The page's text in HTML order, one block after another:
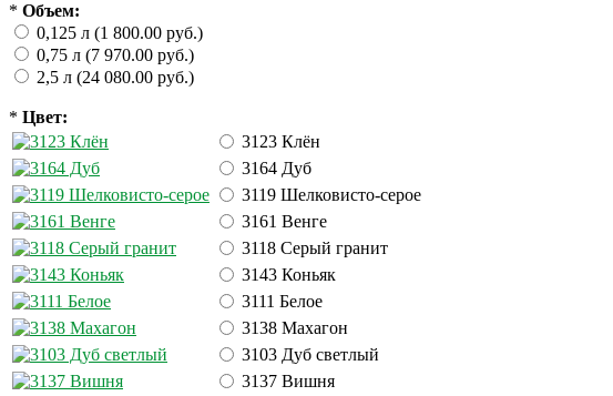
* Объем:
0,125 л (1 800.00 руб.)
0,75 л (7 970.00 руб.)
2,5 л (24 080.00 руб.)
* Цвет:
3123 Клён
3164 Дуб
3119 Шелковисто-серое
3161 Венге
3118 Серый гранит
3143 Коньяк
3111 Белое
3138 Махагон
3103 Дуб светлый
3137 Вишня